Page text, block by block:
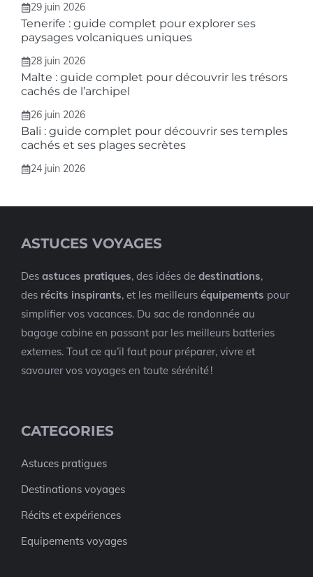
29 juin 2026
Tenerife : guide complet pour explorer ses
paysages volcaniques uniques
28 juin 2026
Malte : guide complet pour découvrir les trésors
cachés de l’archipel
26 juin 2026
Bali : guide complet pour découvrir ses temples
cachés et ses plages secrètes
24 juin 2026
ASTUCES VOYAGES
Des astuces pratiques, des idées de destinations,
des récits inspirants, et les meilleurs équipements pour
simplifier vos vacances. Du sac de randonnée au
bagage cabine en passant par les meilleurs batteries
externes. Tout ce qu’il faut pour préparer, vivre et
savourer vos voyages en toute sérénité !
CATEGORIES
Astuces pratigues
Destinations voyages
Récits et expériences
Equipements voyages